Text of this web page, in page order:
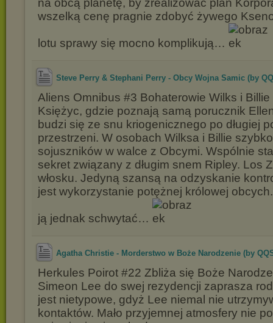
na obcą planetę, by zrealizować plan
wszelką cenę pragnie zdobyć żywego
lotu sprawy się mocno komplikują…
Steve Perry & Stephani Perry - Obcy Wojna Samic (by
Aliens Omnibus #3 Bohaterowie Wilks i Billie
Księżyc, gdzie poznają samą porucznik
budzi się ze snu kriogenicznego po długiej
przestrzeni. W osobach Wilksa i Billie
sojuszników w walce z Obcymi. Wspólnie
sekret związany z długim snem Ripley. Los
włosku. Jedyną szansą na odzyskanie
jest wykorzystanie potężnej królowej
ją jednak schwytać…
Agatha Christie - Morderstwo w Boże Narodzenie (by
Herkules Poirot #22 Zbliża się Boże
Simeon Lee do swej rezydencji zaprasza
jest nietypowe, gdyż Lee niemal nie
kontaktów. Mało przyjemnej atmosfery nie